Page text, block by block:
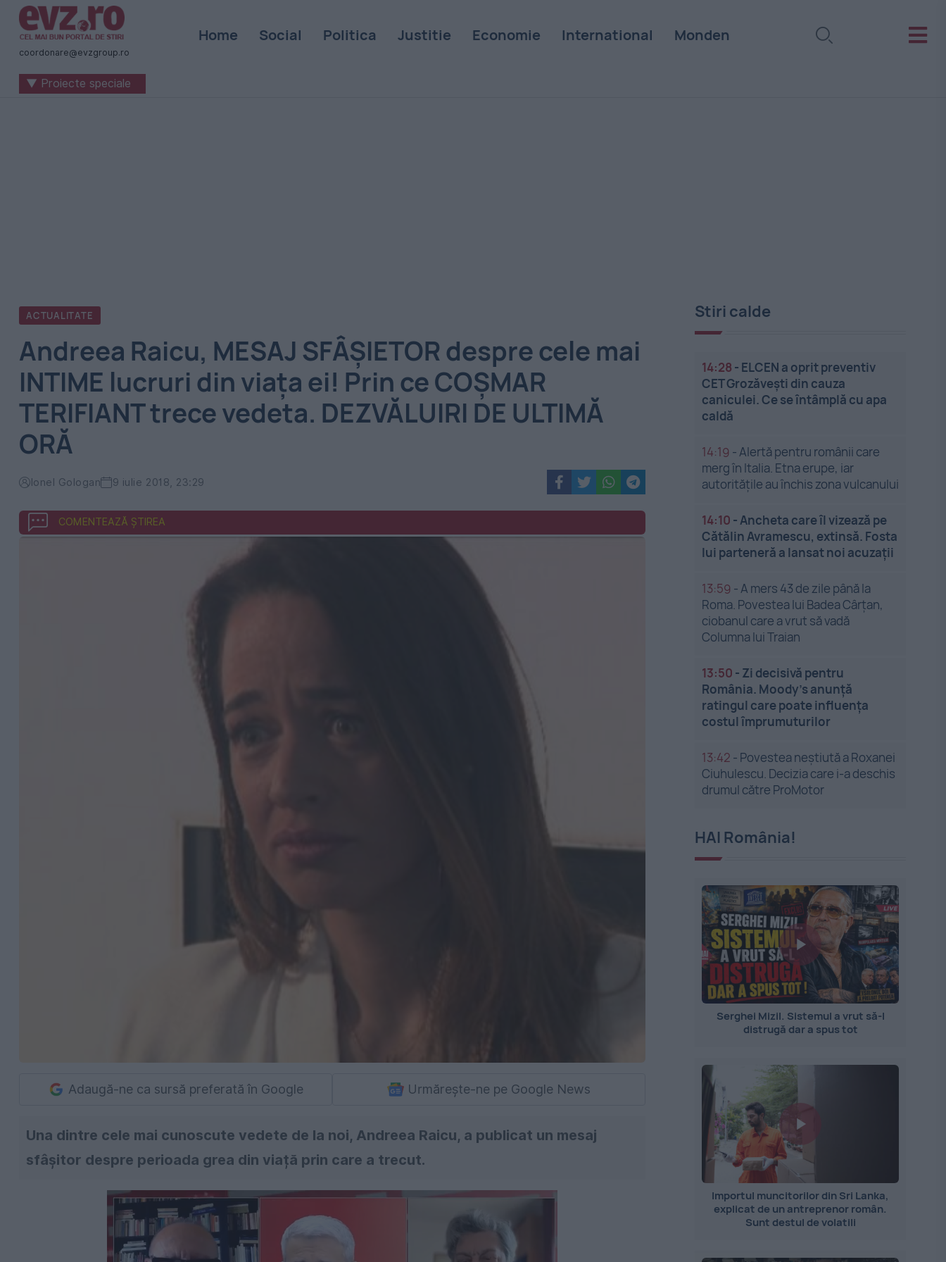
Știri
naționale
internaționale
coordonare@evzgroup.ro
Home Social Politica Justitie Economie International Monden
▼ Proiecte speciale
ACTUALITATE
Andreea Raicu, MESAJ SFÂȘIETOR despre cele mai
INTIME lucruri din viața ei! Prin ce COȘMAR
TERIFIANT trece vedeta. DEZVĂLUIRI DE ULTIMĂ
ORĂ
Ionel Gologan 9 iulie 2018, 23:29
COMENTEAZĂ ȘTIREA
Adaugă-ne ca sursă preferată în Google Urmărește-ne pe Google News
Una dintre cele mai cunoscute vedete de la noi, Andreea Raicu, a publicat un mesaj
sfâșitor despre perioada grea din viață prin care a trecut.
Stiri calde
14:28 - ELCEN a oprit preventiv
CET Grozăveşti din cauza
caniculei. Ce se întâmplă cu apa
caldă
14:19 -Alertă pentru românii care
merg în Italia. Etna erupe, iar
autoritățile au închis zona vulcanului
14:10 -Ancheta care îl vizează pe
Cătălin Avramescu, extinsă. Fosta
lui parteneră a lansat noi acuzații
13:59 -A mers 43 de zile până la
Roma. Povestea lui Badea Cârțan,
ciobanul care a vrut să vadă
Columna lui Traian
13:50 - Zi decisivă pentru
România. Moody’s anunță
ratingul care poate influența
costul împrumuturilor
13:42 - Povestea neștiută a Roxanei
Ciuhulescu. Decizia care i-a deschis
drumul către ProMotor
HAI România!
Serghei Mizil. Sistemul a vrut să-l
distrugă dar a spus tot
Importul muncitorilor din Sri Lanka,
explicat de un antreprenor român.
Sunt destul de volatili